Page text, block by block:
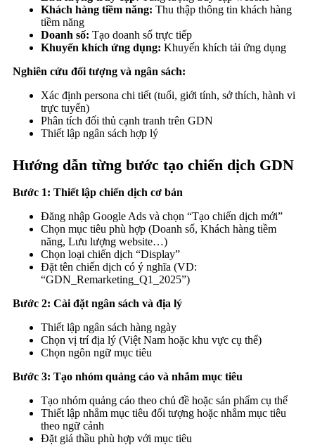
Khách hàng tiềm năng: Thu thập thông tin khách hàng
tiềm năng
Doanh số: Tạo doanh số trực tiếp
Khuyến khích ứng dụng: Khuyến khích tải ứng dụng
Nghiên cứu đối tượng và ngân sách:
Xác định persona chi tiết (tuổi, giới tính, sở thích, hành vi
trực tuyến)
Phân tích đối thủ cạnh tranh trên GDN
Thiết lập ngân sách hợp lý
Hướng dẫn từng bước tạo chiến dịch GDN
Bước 1: Thiết lập chiến dịch cơ bản
Đăng nhập Google Ads và chọn “Tạo chiến dịch mới”
Chọn mục tiêu phù hợp (Doanh số, Khách hàng tiềm
năng, Lưu lượng website…)
Chọn loại chiến dịch “Display”
Đặt tên chiến dịch có ý nghĩa (VD:
“GDN_Remarketing_Q1_2025”)
Bước 2: Cài đặt ngân sách và địa lý
Thiết lập ngân sách hàng ngày
Chọn vị trí địa lý (Việt Nam hoặc khu vực cụ thể)
Chọn ngôn ngữ mục tiêu
Bước 3: Tạo nhóm quảng cáo và nhắm mục tiêu
Tạo nhóm quảng cáo theo chủ đề hoặc sản phẩm cụ thể
Thiết lập nhắm mục tiêu đối tượng hoặc nhắm mục tiêu
theo ngữ cảnh
Đặt giá thầu phù hợp với mục tiêu